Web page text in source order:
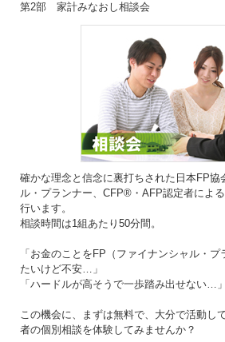
第2部 家計みなおし相談会
確かな理念と信念に裏打ちされた日本FP協
ル・プランナー、CFP®・AFP認定者によ
行います。
相談時間は1組あたり50分間。
「お金のことをFP（ファイナンシャル・
たいけど不安…」
「ハードルが高そうで一歩踏み出せない…」
この機会に、まずは無料で、大分で活動し
者の個別相談を体験してみませんか？